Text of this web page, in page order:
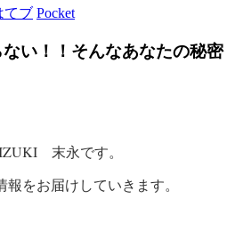
てブ Pocket
い！！そんなあなたの秘密
末永です。
をお届けしていきます。